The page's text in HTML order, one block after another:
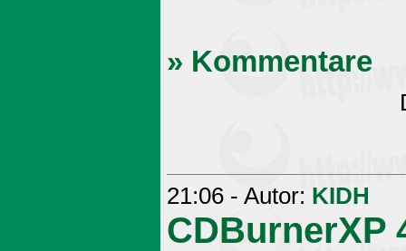
» Kommentare
21:06 - Autor: KIDH
CDBurnerXP